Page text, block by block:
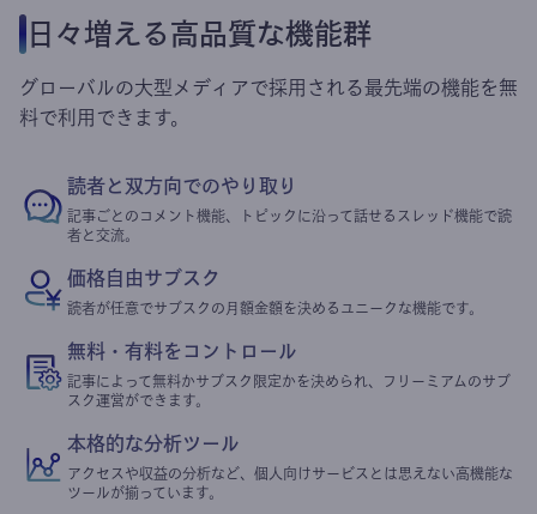
日々増える高品質な機能群
グローバルの大型メディアで採用される最先端の機能を無
料で利用できます。
読者と双方向でのやり取り
記事ごとのコメント機能、トピックに沿って話せるスレッド機能で読
者と交流。
価格自由サブスク
読者が任意でサブスクの月額金額を決めるユニークな機能です。
無料・有料をコントロール
記事によって無料かサブスク限定かを決められ、フリーミアムのサブ
スク運営ができます。
本格的な分析ツール
アクセスや収益の分析など、個人向けサービスとは思えない高機能な
ツールが揃っています。